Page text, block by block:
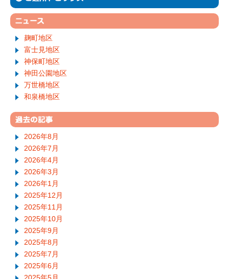
麹町地区
富士見地区
神保町地区
神田公園地区
万世橋地区
和泉橋地区
2026年8月
2026年7月
2026年4月
2026年3月
2026年1月
2025年12月
2025年11月
2025年10月
2025年9月
2025年8月
2025年7月
2025年6月